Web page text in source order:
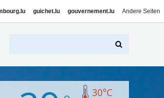
guichet.lu gouvernement.lu Andere Seiten
30°C